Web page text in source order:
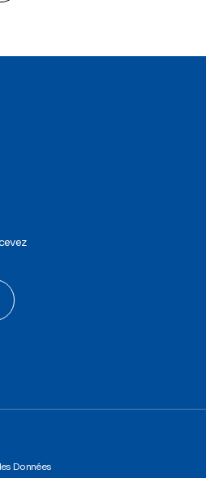
Données